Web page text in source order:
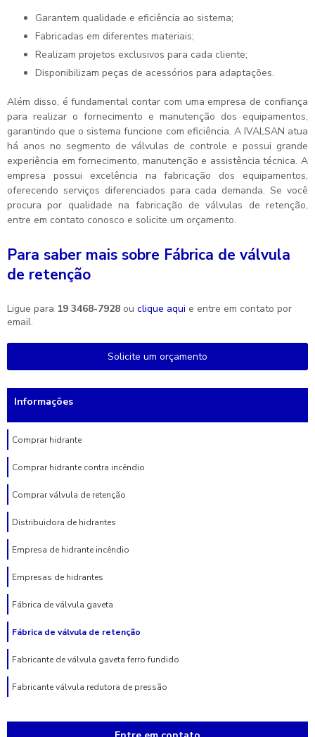
Garantem qualidade e eficiência ao sistema;
Fabricadas em diferentes materiais;
Realizam projetos exclusivos para cada cliente;
Disponibilizam peças de acessórios para adaptações.
Além disso, é fundamental contar com uma empresa de confiança
para realizar o fornecimento e manutenção dos equipamentos,
garantindo que o sistema funcione com eficiência. A IVALSAN atua
há anos no segmento de válvulas de controle e possui grande
experiência em fornecimento, manutenção e assistência técnica. A
empresa possui excelência na fabricação dos equipamentos,
oferecendo serviços diferenciados para cada demanda. Se você
procura por qualidade na fabricação de válvulas de retenção,
entre em contato conosco e solicite um orçamento.
Para saber mais sobre Fábrica de válvula
de retenção
Ligue para 19 3468-7928 ou clique aqui e entre em contato por
email.
Solicite um orçamento
Informações
Comprar hidrante
Comprar hidrante contra incêndio
Comprar válvula de retenção
Distribuidora de hidrantes
Empresa de hidrante incêndio
Empresas de hidrantes
Fábrica de válvula gaveta
Fábrica de válvula de retenção
Fabricante de válvula gaveta ferro fundido
Fabricante válvula redutora de pressão